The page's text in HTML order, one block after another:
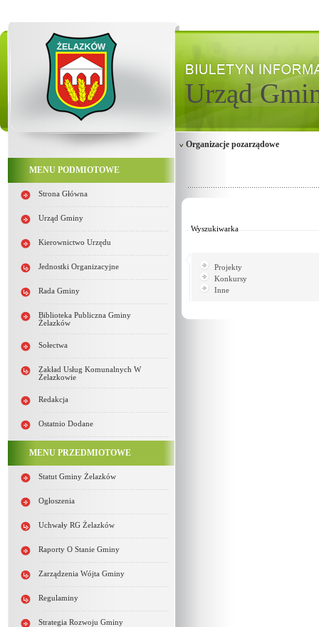
Urząd
MENU PODMIOTOWE
Strona Główna
Urząd Gminy
Kierownictwo Urzędu
Jednostki Organizacyjne
Rada Gminy
Biblioteka Publiczna Gminy
Żelazków
Sołectwa
Zakład Usług Komunalnych W
Żelazkowie
Redakcja
Ostatnio Dodane
MENU PRZEDMIOTOWE
Statut Gminy Żelazków
Ogłoszenia
Uchwały RG Żelazków
Raporty O Stanie Gminy
Zarządzenia Wójta Gminy
Regulaminy
Strategia Rozwoju Gminy
Organizacje pozarządowe
Wyszukiwarka
Projekty
Konkursy
Inne